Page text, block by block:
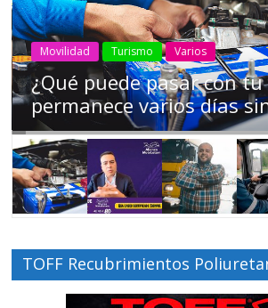
AEADE Industria Motociclismo
Campaña busca cambiar
los motociclistas en la
TOFF Recubrimientos